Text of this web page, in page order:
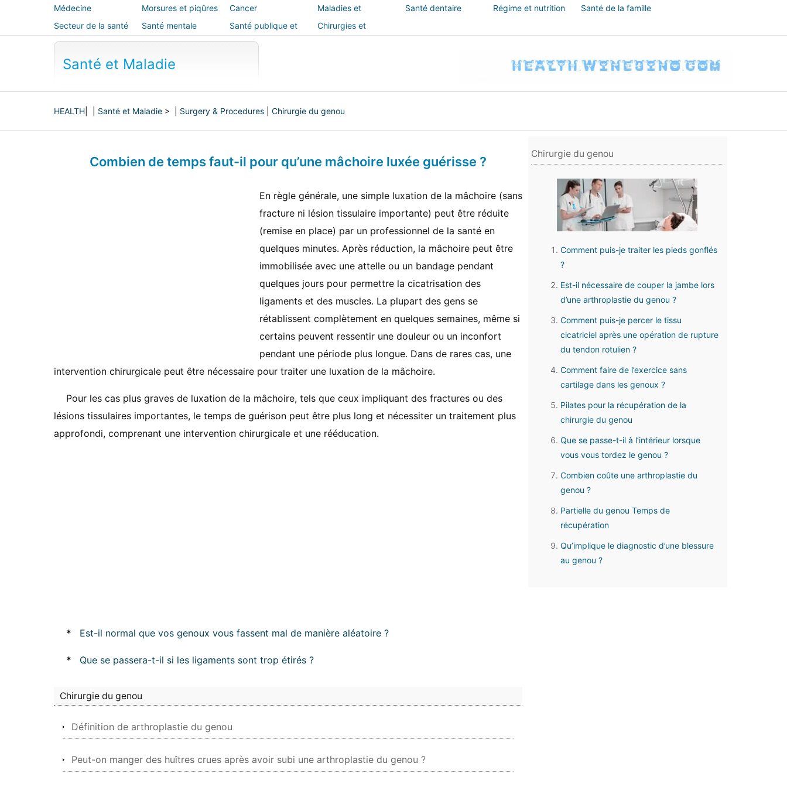
Médecine
alternative
Morsures et piqûres Cancer
Maladies et
traitements
Santé dentaire Régime et nutrition
Santé de la famille
Secteur de la santé
Santé mentale
Santé publique et
sécurité
Chirurgies et
Santé et Maladie
HEALTH Santé et Maladie > | Surgery & Procedures Chirurgie du genou
Combien de temps faut-il pour qu’une mâchoire luxée guérisse ?
En règle générale, une simple luxation de la mâchoire (sans
fracture ni lésion tissulaire importante) peut être réduite
(remise en place) par un professionnel de la santé en
quelques minutes. Après réduction, la mâchoire peut être
immobilisée avec une attelle ou un bandage pendant
quelques jours pour permettre la cicatrisation des
ligaments et des muscles. La plupart des gens se
rétablissent complètement en quelques semaines, même si
certains peuvent ressentir une douleur ou un inconfort
pendant une période plus longue. Dans de rares cas, une
intervention chirurgicale peut être nécessaire pour traiter une luxation de la mâchoire.
Pour les cas plus graves de luxation de la mâchoire, tels que ceux impliquant des fractures ou des
lésions tissulaires importantes, le temps de guérison peut être plus long et nécessiter un traitement plus
approfondi, comprenant une intervention chirurgicale et une rééducation.
* Est-il normal que vos genoux vous fassent mal de manière aléatoire ?
* Que se passera-t-il si les ligaments sont trop étirés ?
Chirurgie du genou
Définition de arthroplastie du genou
Peut-on manger des huîtres crues après avoir subi une arthroplastie du genou ?
Chirurgie du genou
Comment puis-je traiter les pieds gonflés
?
Est-il nécessaire de couper la jambe lors
d’une arthroplastie du genou ?
Comment puis-je percer le tissu
cicatriciel après une opération de rupture
du tendon rotulien ?
Comment faire de l’exercice sans
cartilage dans les genoux ?
Pilates pour la récupération de la
chirurgie du genou
Que se passe-t-il à l’intérieur lorsque
vous vous tordez le genou ?
Combien coûte une arthroplastie du
genou ?
Partielle du genou Temps de
récupération
Qu’implique le diagnostic d’une blessure
au genou ?